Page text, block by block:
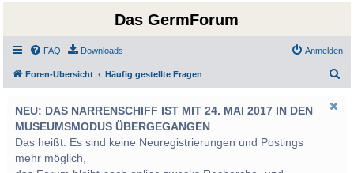
Das GermForum
FAQ Downloads Anmelden
Foren-Übersicht Häufig gestellte Fragen
NEU: DAS NARRENSCHIFF IST MIT 24. MAI 2017 IN DEN
MUSEUMSMODUS ÜBERGEGANGEN
Das heißt: Es sind keine Neuregistrierungen und Postings
mehr möglich,